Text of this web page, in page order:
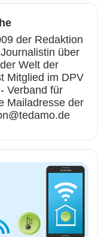
werden in
dato können
wann ihre
werden.
der
bekommen
„Zum
Auskunft
allem welche
der Redaktion
über
Welt der
Mitglied im DPV
Verband für
Mailadresse der